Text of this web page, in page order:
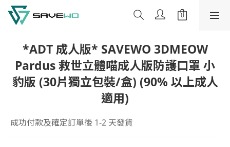
*ADT 成人版* SAVEWO 3DMEOW
Pardus 救世立體喵成人版防護口罩 小
豹版 (30片獨立包裝/盒) (90% 以上成人
適用)
成功付款及確定訂單後 1-2 天發貨